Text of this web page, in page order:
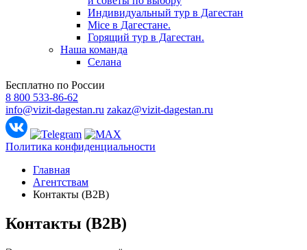
Индивидуальный тур в Дагестан
Mice в Дагестане.
Горящий тур в Дагестан.
Наша команда
Селана
Бесплатно по России
8 800 533-86-62
info@vizit-dagestan.ru zakaz@vizit-dagestan.ru
Политика конфиденциальности
Главная
Агентствам
Контакты (B2B)
Контакты (B2B)